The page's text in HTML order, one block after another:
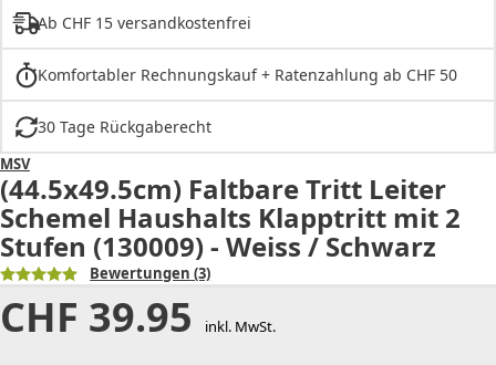
Ab CHF 15 versandkostenfrei
Komfortabler Rechnungskauf + Ratenzahlung ab CHF 50
30 Tage Rückgaberecht
MSV
(44.5x49.5cm) Faltbare Tritt Leiter
Schemel Haushalts Klapptritt mit 2
Stufen (130009) - Weiss / Schwarz
Bewertungen (3)
CHF 39.95 inkl. MwSt.